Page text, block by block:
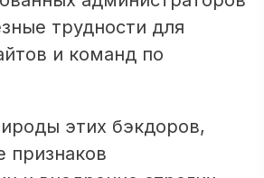
трудности для
и команд по
этих бэкдоров,
признаков